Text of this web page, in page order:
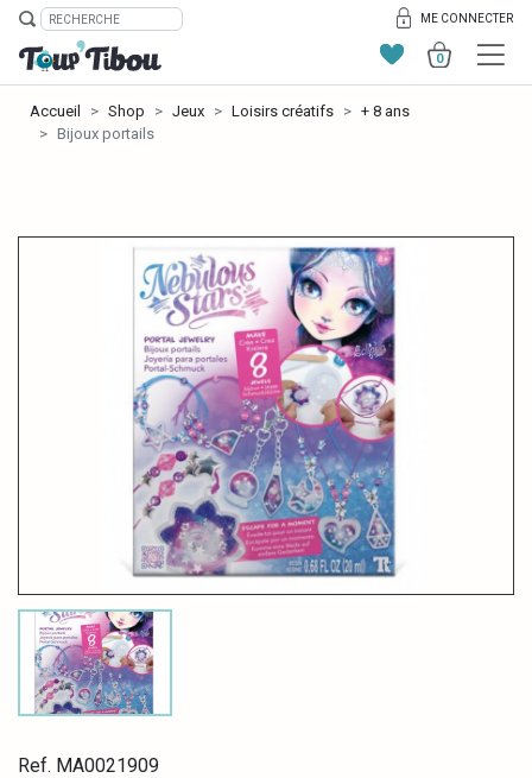
ME CONNECTER
0
Accueil Shop Jeux Loisirs créatifs
+ 8 ans
Bijoux portails
Ref. MA0021909